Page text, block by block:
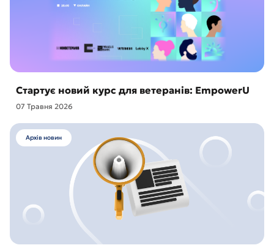
Стартує новий курс для ветеранів: EmpowerU
07 Травня 2026
Архів новин